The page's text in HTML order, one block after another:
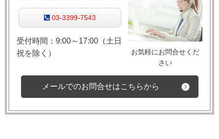
お気軽にお問合せくだ
さい
03-3399-7543
受付時間：9:00～17:00（土日
祝を除く）
メールでのお問合せはこちらから